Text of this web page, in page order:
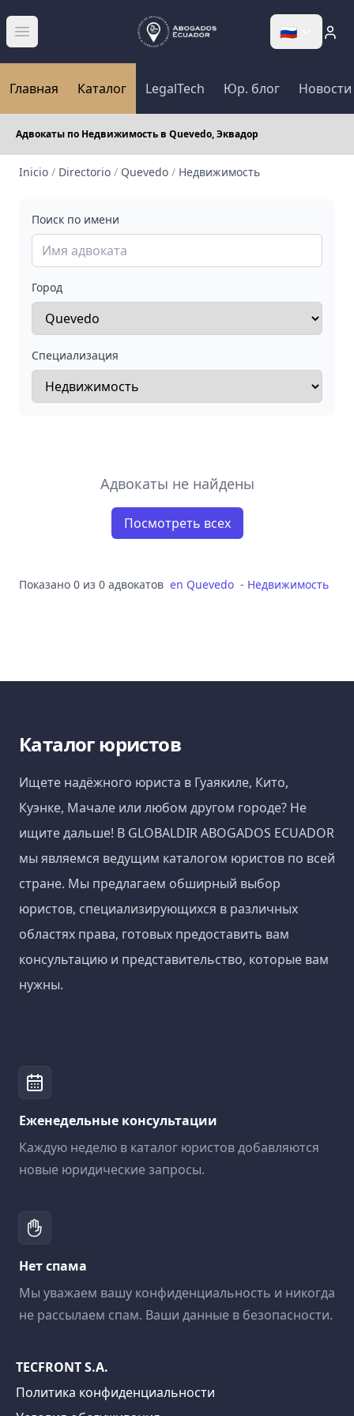
Abrir menú 🇷🇺
Главная Каталог LegalTech Юр. блог Новости
Адвокаты по Недвижимость в Quevedo, Эквадор
Inicio / Directorio / Quevedo / Недвижимость
Поиск по имени
Город
Специализация
Адвокаты не найдены
Посмотреть всех
Показано 0 из 0 адвокатов en Quevedo - Недвижимость
Каталог юристов
Ищете надёжного юриста в Гуаякиле, Кито,
Куэнке, Мачале или любом другом городе? Не
ищите дальше! В GLOBALDIR ABOGADOS ECUADOR
мы являемся ведущим каталогом юристов по всей
стране. Мы предлагаем обширный выбор
юристов, специализирующихся в различных
областях права, готовых предоставить вам
консультацию и представительство, которые вам
нужны.
Еженедельные консультации
Каждую неделю в каталог юристов добавляются
новые юридические запросы.
Нет спама
Мы уважаем вашу конфиденциальность и никогда
не рассылаем спам. Ваши данные в безопасности.
TECFRONT S.A.
Политика конфиденциальности